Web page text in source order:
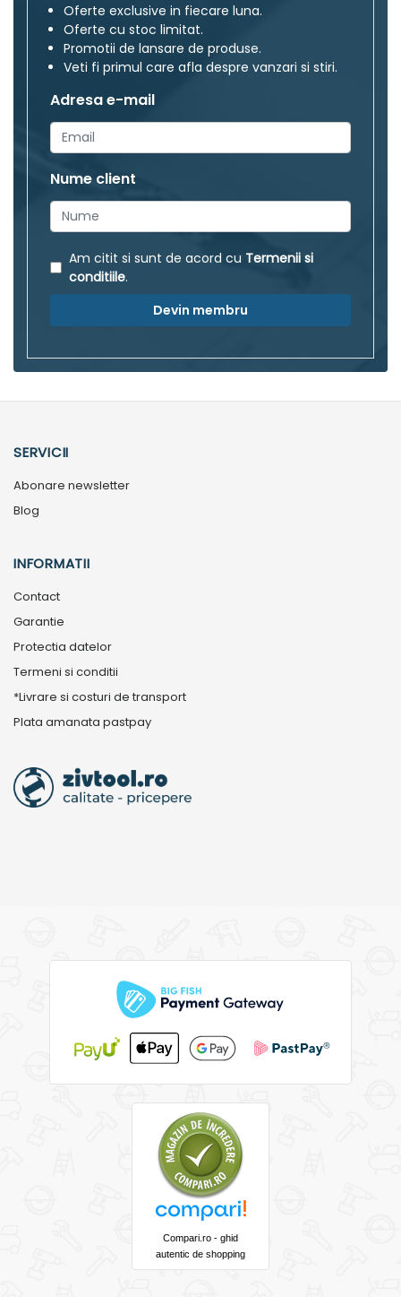
Oferte exclusive in fiecare luna.
Oferte cu stoc limitat.
Promotii de lansare de produse.
Veti fi primul care afla despre vanzari si stiri.
Adresa e-mail
Nume client
Am citit si sunt de acord cu Termenii si
conditiile.
Devin membru
SERVICII
Abonare newsletter
Blog
INFORMATII
Contact
Garantie
Protectia datelor
Termeni si conditii
*Livrare si costuri de transport
Plata amanata pastpay
Compari.ro - ghid
autentic de shopping